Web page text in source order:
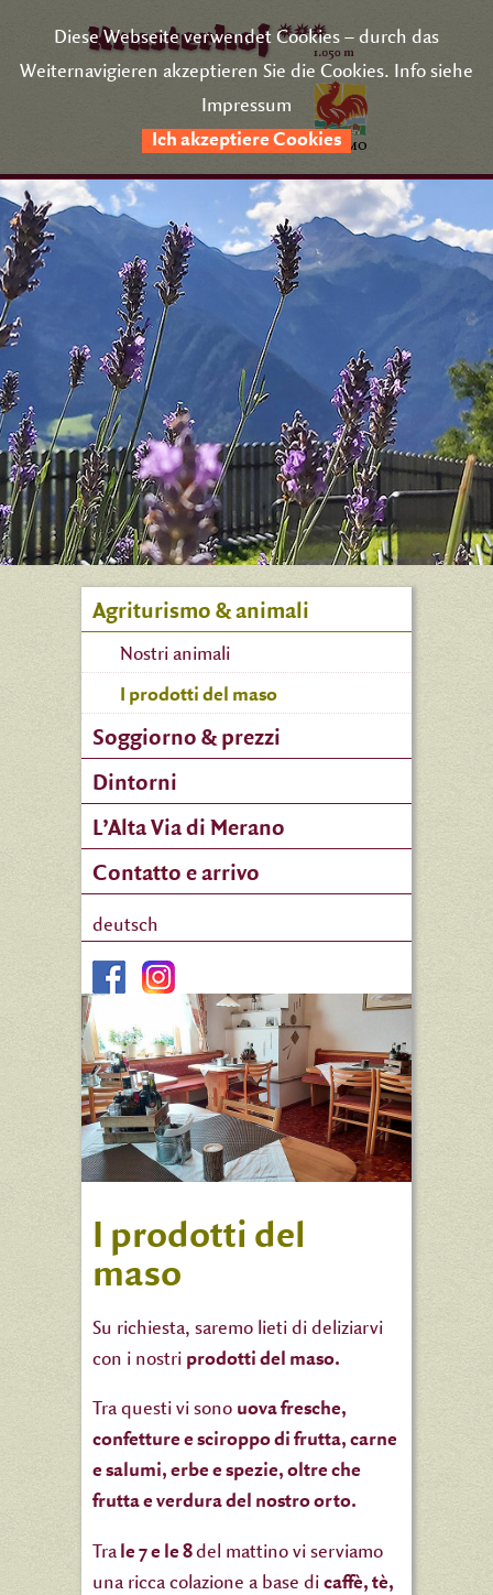
Agriturismo & animali
Nostri animali
I prodotti del maso
Soggiorno & prezzi
Dintorni
L’Alta Via di Merano
Contatto e arrivo
deutsch
I prodotti del
maso
Su richiesta, saremo lieti di deliziarvi
con i nostri prodotti del maso.
Tra questi vi sono uova fresche,
confetture e sciroppo di frutta, carne
e salumi, erbe e spezie, oltre che
frutta e verdura del nostro orto.
Tra le 7 e le 8del mattino vi serviamo
una ricca colazione a base di caffè, tè,
Diese Webseite verwendet Cookies – durch das
Weiternavigieren akzeptieren Sie die Cookies. Info siehe
Impressum
Ich akzeptiere Cookies